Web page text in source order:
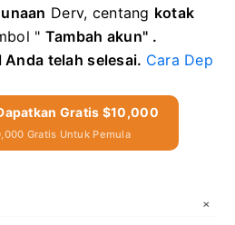
Derv, centang kotak
" Tambah akun" .
telah selesai. Cara Dep
Gratis $10,000
Gratis Untuk Pemula